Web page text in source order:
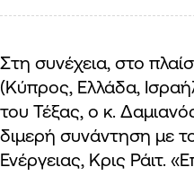
Στη συνέχεια, στο
(Κύπρος, Ελλάδα,
του Τέξας, ο κ.
διμερή συνάντηση με
Ενέργειας, Κρις Ράιτ.